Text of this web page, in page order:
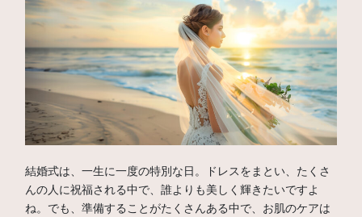
結婚式は、一生に一度の特別な日。ドレスをまとい、たくさ
んの人に祝福される中で、誰よりも美しく輝きたいですよ
ね。でも、準備することがたくさんある中で、お肌のケアは